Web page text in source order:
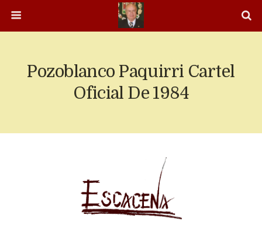
Pozoblanco Paquirri Cartel
Oficial De 1984